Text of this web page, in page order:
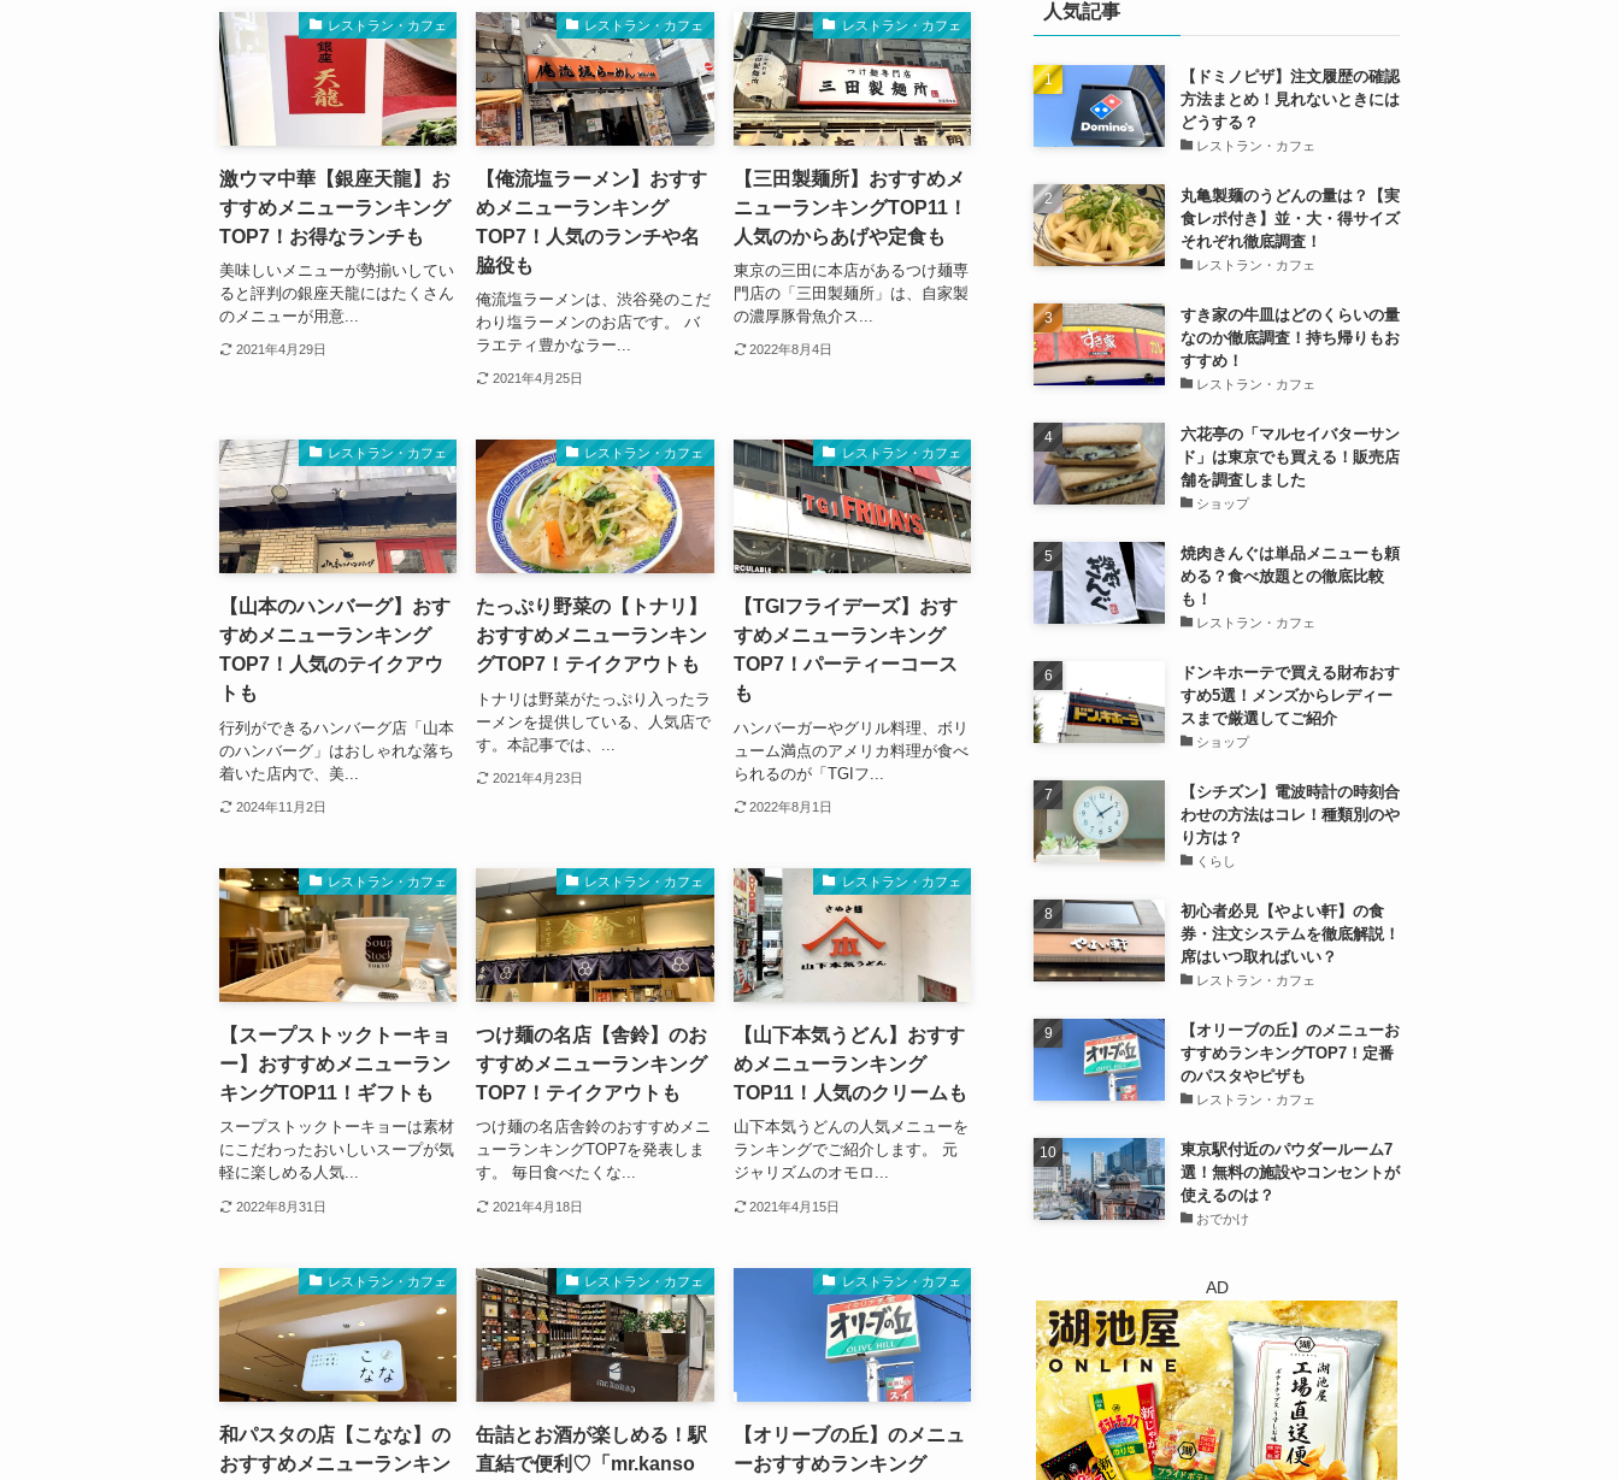
レストラン・カフェ
激ウマ中華【銀座天龍】お
すすめメニューランキング
TOP7！お得なランチも
美味しいメニューが勢揃いしてい
ると評判の銀座天龍にはたくさん
のメニューが用意...
2021年4月29日
レストラン・カフェ
【俺流塩ラーメン】おすす
めメニューランキング
TOP7！人気のランチや名
脇役も
俺流塩ラーメンは、渋谷発のこだ
わり塩ラーメンのお店です。 バ
ラエティ豊かなラー...
2021年4月25日
レストラン・カフェ
【三田製麺所】おすすめメ
ニューランキングTOP11！
人気のからあげや定食も
東京の三田に本店があるつけ麺専
門店の「三田製麺所」は、自家製
の濃厚豚骨魚介ス...
2022年8月4日
レストラン・カフェ
【山本のハンバーグ】おす
すめメニューランキング
TOP7！人気のテイクアウ
トも
行列ができるハンバーグ店「山本
のハンバーグ」はおしゃれな落ち
着いた店内で、美...
2024年11月2日
レストラン・カフェ
たっぷり野菜の【トナリ】
おすすめメニューランキン
グTOP7！テイクアウトも
トナリは野菜がたっぷり入ったラ
ーメンを提供している、人気店で
す。本記事では、...
2021年4月23日
レストラン・カフェ
【TGIフライデーズ】おす
すめメニューランキング
TOP7！パーティーコース
も
ハンバーガーやグリル料理、ボリ
ューム満点のアメリカ料理が食べ
られるのが「TGIフ...
2022年8月1日
レストラン・カフェ
【スープストックトーキョ
ー】おすすめメニューラン
キングTOP11！ギフトも
スープストックトーキョーは素材
にこだわったおいしいスープが気
軽に楽しめる人気...
2022年8月31日
レストラン・カフェ
つけ麺の名店【舎鈴】のお
すすめメニューランキング
TOP7！テイクアウトも
つけ麺の名店舎鈴のおすすめメニ
ューランキングTOP7を発表しま
す。 毎日食べたくな...
2021年4月18日
レストラン・カフェ
【山下本気うどん】おすす
めメニューランキング
TOP11！人気のクリームも
山下本気うどんの人気メニューを
ランキングでご紹介します。 元
ジャリズムのオモロ...
2021年4月15日
レストラン・カフェ
和パスタの店【こなな】の
おすすめメニューランキン
レストラン・カフェ
缶詰とお酒が楽しめる！駅
直結で便利♡「mr.kanso
レストラン・カフェ
【オリーブの丘】のメニュ
ーおすすめランキング
人気記事
【ドミノピザ】注文履歴の確認
方法まとめ！見れないときには
どうする？
レストラン・カフェ
丸亀製麺のうどんの量は？【実
食レポ付き】並・大・得サイズ
それぞれ徹底調査！
レストラン・カフェ
すき家の牛皿はどのくらいの量
なのか徹底調査！持ち帰りもお
すすめ！
レストラン・カフェ
六花亭の「マルセイバターサン
ド」は東京でも買える！販売店
舗を調査しました
ショップ
焼肉きんぐは単品メニューも頼
める？食べ放題との徹底比較
も！
レストラン・カフェ
ドンキホーテで買える財布おす
すめ5選！メンズからレディー
スまで厳選してご紹介
ショップ
【シチズン】電波時計の時刻合
わせの方法はコレ！種類別のや
り方は？
くらし
初心者必見【やよい軒】の食
券・注文システムを徹底解説！
席はいつ取ればいい？
レストラン・カフェ
【オリーブの丘】のメニューお
すすめランキングTOP7！定番
のパスタやピザも
レストラン・カフェ
東京駅付近のパウダールーム7
選！無料の施設やコンセントが
使えるのは？
おでかけ
AD